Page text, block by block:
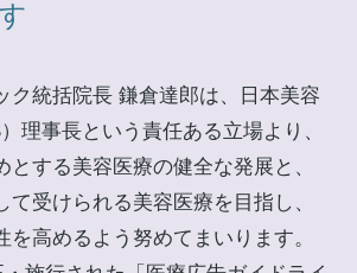
ク統括院長 鎌倉達郎は、日本美容
理事長という責任ある立場より、
とする美容医療の健全な発展と、
て受けられる美容医療を目指し、
を高めるよう努めてまいります。